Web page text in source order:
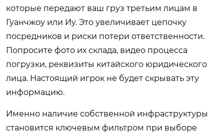
которые передают ваш груз третьим лицам в
Гуанчжоу или Иу. Это увеличивает цепочку
посредников и риски потери ответственности.
Попросите фото их склада, видео процесса
погрузки, реквизиты китайского юридического
лица. Настоящий игрок не будет скрывать эту
информацию.
Именно наличие собственной инфраструктуры
становится ключевым фильтром при выборе